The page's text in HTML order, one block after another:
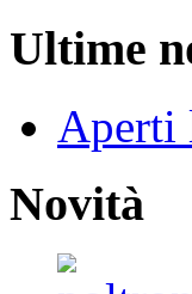
Ultime
Aperti
Novità